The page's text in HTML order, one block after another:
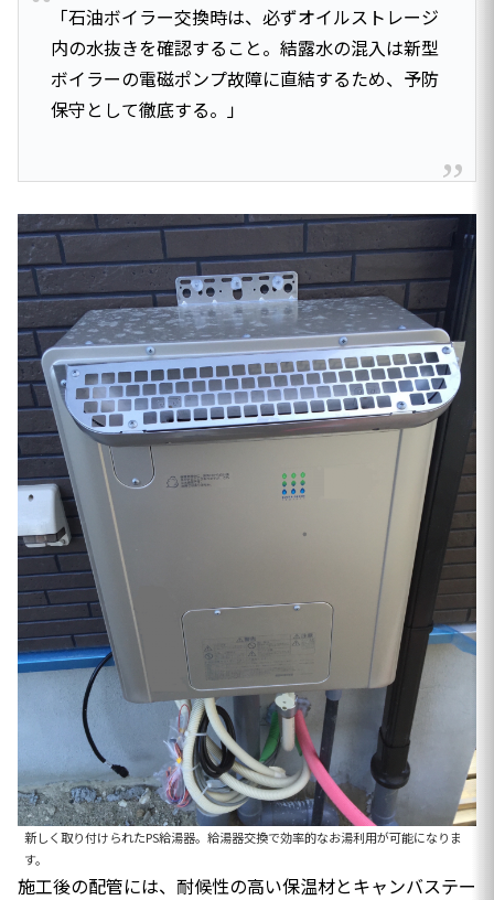
「石油ボイラー交換時は、必ずオイルストレージ
内の水抜きを確認すること。結露水の混入は新型
ボイラーの電磁ポンプ故障に直結するため、予防
保守として徹底する。」
新しく取り付けられたPS給湯器。給湯器交換で効率的なお湯利用が可能になりま
す。
施工後の配管には、耐候性の高い保温材とキャンバステー